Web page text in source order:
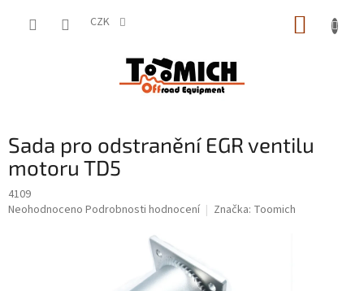
CZK
Sada pro odstranění EGR ventilu
motoru TD5
4109
Průměrné
Neohodnoceno Podrobnosti hodnocení Značka: Toomich